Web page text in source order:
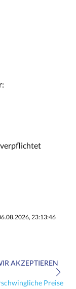
23:13:46
AKZEPTIEREN
Preise